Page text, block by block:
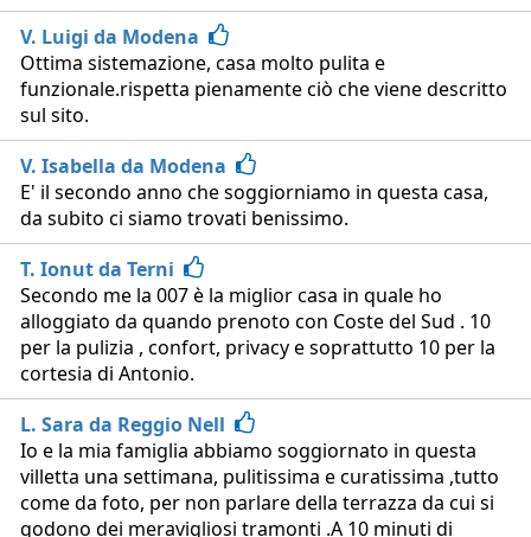
V. Luigi da Modena
Ottima sistemazione, casa molto pulita e
funzionale.rispetta pienamente ciò che viene descritto
sul sito.
V. Isabella da Modena
E' il secondo anno che soggiorniamo in questa casa,
da subito ci siamo trovati benissimo.
T. Ionut da Terni
Secondo me la 007 è la miglior casa in quale ho
alloggiato da quando prenoto con Coste del Sud . 10
per la pulizia , confort, privacy e soprattutto 10 per la
cortesia di Antonio.
L. Sara da Reggio Nell
Io e la mia famiglia abbiamo soggiornato in questa
villetta una settimana, pulitissima e curatissima ,tutto
come da foto, per non parlare della terrazza da cui si
godono dei meravigliosi tramonti .A 10 minuti di